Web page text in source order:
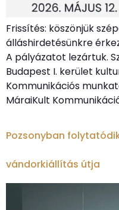
Frissítés: köszönjük
álláshirdetésünkre
A pályázatot lezártuk.
Budapest I. kerület
Kommunikációs
MáraiKult
Pozsonyban
vándorkiállítás útja